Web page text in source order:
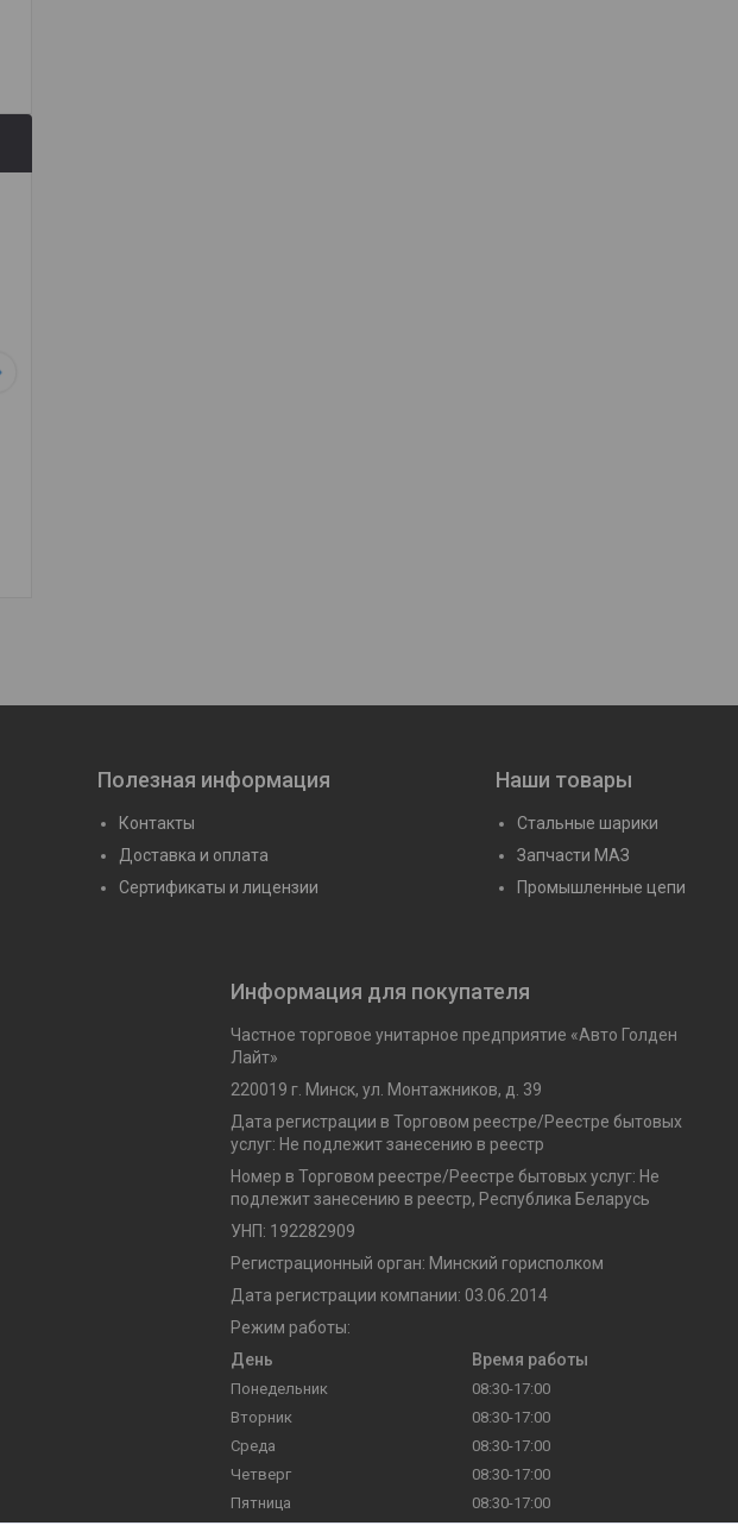
Полезная информация
Контакты
Доставка и оплата
Сертификаты и лицензии
Наши товары
Стальные шарики
Запчасти МАЗ
Промышленные цепи
Информация для покупателя
Частное торговое унитарное предприятие «Авто Голден
Лайт»
220019 г. Минск, ул. Монтажников, д. 39
Дата регистрации в Торговом реестре/Реестре бытовых
услуг: Не подлежит занесению в реестр
Номер в Торговом реестре/Реестре бытовых услуг: Не
подлежит занесению в реестр, Республика Беларусь
УНП: 192282909
Регистрационный орган: Минский горисполком
Дата регистрации компании: 03.06.2014
Режим работы:
День
Время работы
Понедельник
08:30-17:00
Вторник
08:30-17:00
Среда
08:30-17:00
Четверг
08:30-17:00
Пятница
08:30-17:00